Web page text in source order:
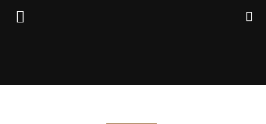
Friedrich